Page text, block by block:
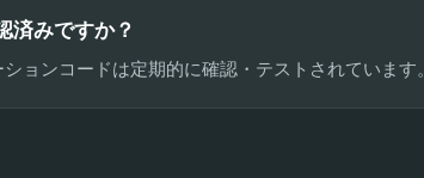
済みですか？
ョンコードは定期的に確認・テストされています。